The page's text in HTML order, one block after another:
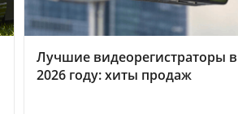
Лучшие видеорегистраторы в
2026 году: хиты продаж